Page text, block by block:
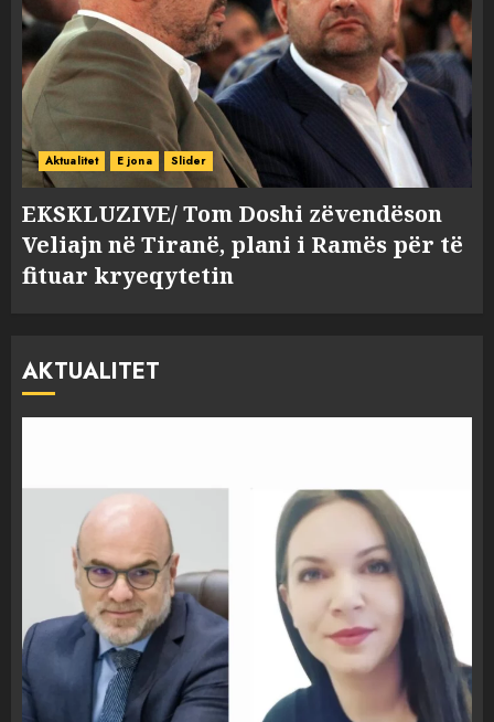
Aktualitet E jona Slider
EKSKLUZIVE/ Tom Doshi zëvendëson
Veliajn në Tiranë, plani i Ramës për të
fituar kryeqytetin
AKTUALITET